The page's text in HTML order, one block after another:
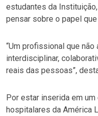
estudantes da
pensar sobre o papel
“Um profissional que
interdisciplinar,
reais das pessoas”,
Por estar inserida em
hospitalares da América